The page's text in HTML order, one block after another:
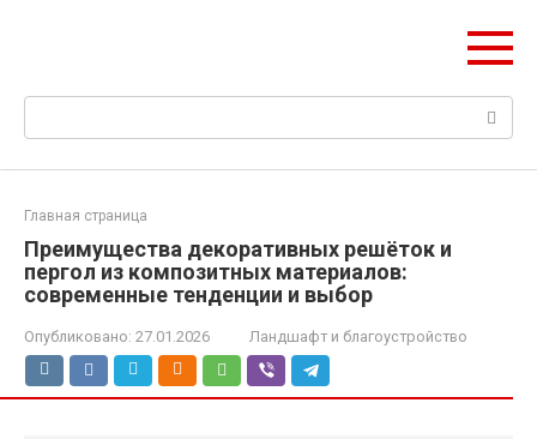
Поиск:
Главная страница
Преимущества декоративных решёток и
пергол из композитных материалов:
современные тенденции и выбор
Опубликовано: 27.01.2026 Ландшафт и благоустройство